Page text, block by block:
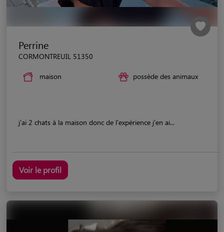
Perrine
CORMONTREUIL 51350
maison possède des animaux
j'ai 2 chats à la maison donc de l'expérience j'en ai...
Voir le profil